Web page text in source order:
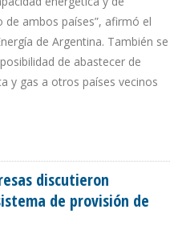
de ambos países”, afirmó el
de Argentina. También se
de abastecer de
y gas a otros países vecinos
discutieron
de provisión de